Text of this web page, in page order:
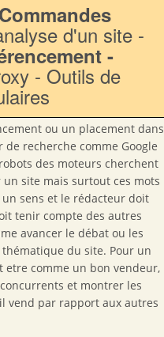
d'un site -
-
- Outils de
ou un placement dans
recherche comme Google
des moteurs cherchent
site mais surtout ces mots
sens et le rédacteur doit
tenir compte des autres
avancer le débat ou les
du site. Pour un
comme un bon vendeur,
et montrer les
vend par rapport aux autres